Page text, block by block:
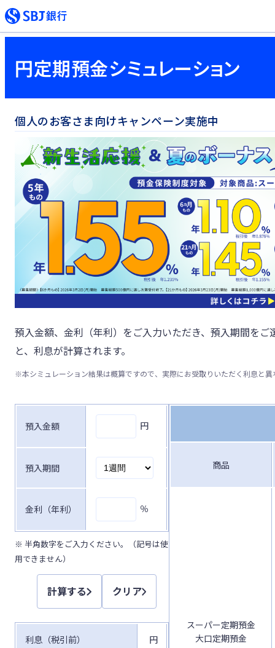
円定期預金シミュレーション
個人のお客さま向けキャンペーン実施中
預入金額、金利（年利）をご入力いただき、預入期間を
と、利息が計算されます。
※本シミュレーション結果は概算ですので、実際にお受取りいただく利息と
預入金額 円
預入期間
金利（年利） ％
※ 半角数字をご入力ください。（記号は使
用できません）
計算する クリア
利息（税引前） 円
商品
スーパー定期預金
大口定期預金